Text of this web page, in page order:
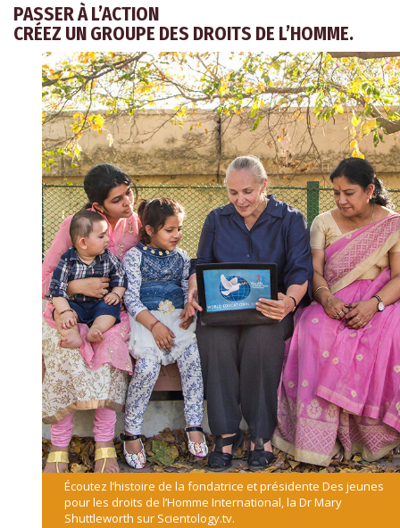
PASSER À L’ACTION
CRÉEZ UN GROUPE DES DROITS DE L’HOMME.
Écoutez l’histoire de la fondatrice et présidente Des jeunes
pour les droits de l’Homme International, la Dr Mary
Shuttleworth sur Scientology.tv.